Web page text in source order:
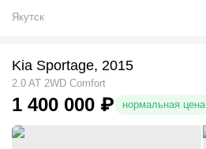
Якутск
Kia Sportage, 2015
2.0 AT 2WD Comfort
1 400 000 ₽ нормальная цена